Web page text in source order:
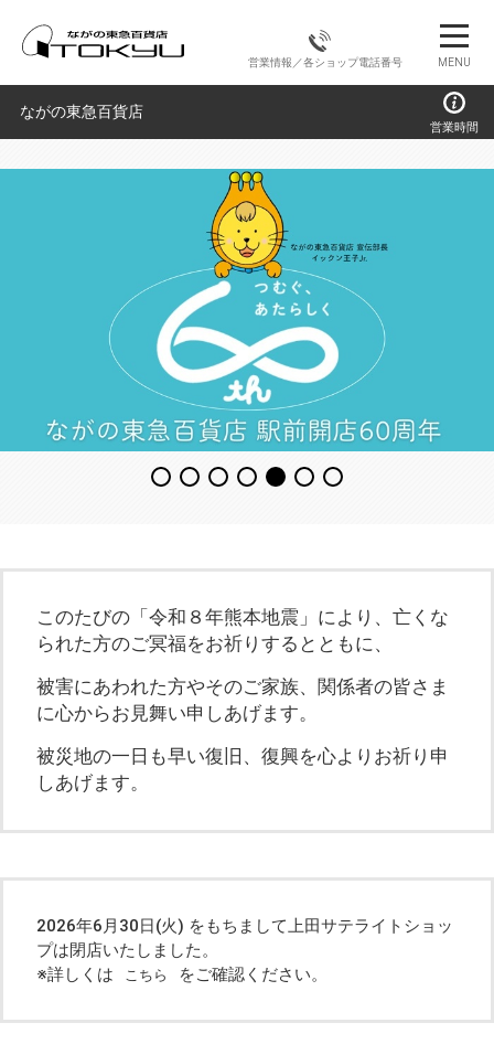
営業情報／各ショップ電話番号 MENU
ながの東急百貨店
営業時間
このたびの「令和８年熊本地震」により、亡くな
られた方のご冥福をお祈りするとともに、
被害にあわれた方やそのご家族、関係者の皆さま
に心からお見舞い申しあげます。
被災地の一日も早い復旧、復興を心よりお祈り申
しあげます。
2026年6月30日(火) をもちまして上田サテライトショッ
プは閉店いたしました。
※詳しくは
こちら をご確認ください。